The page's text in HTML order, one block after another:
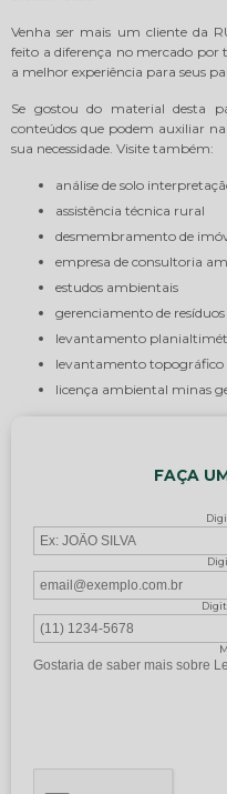
Venha ser mais um cliente da
feito a diferença no mercado por
a melhor experiência para seus
Se gostou do material desta
conteúdos que podem auxiliar
sua necessidade. Visite também:
análise de solo
assistência técnica rural
desmembramento de
empresa de consultoria
estudos ambientais
gerenciamento de
levantamento
levantamento
licença ambiental minas
FAÇA